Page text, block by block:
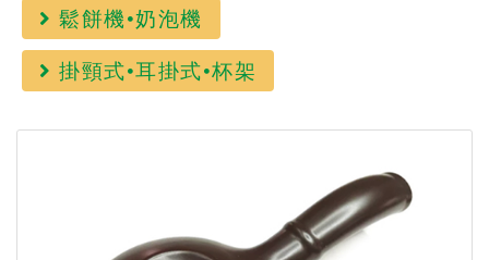
鬆餅機•奶泡機
掛頸式•耳掛式•杯架